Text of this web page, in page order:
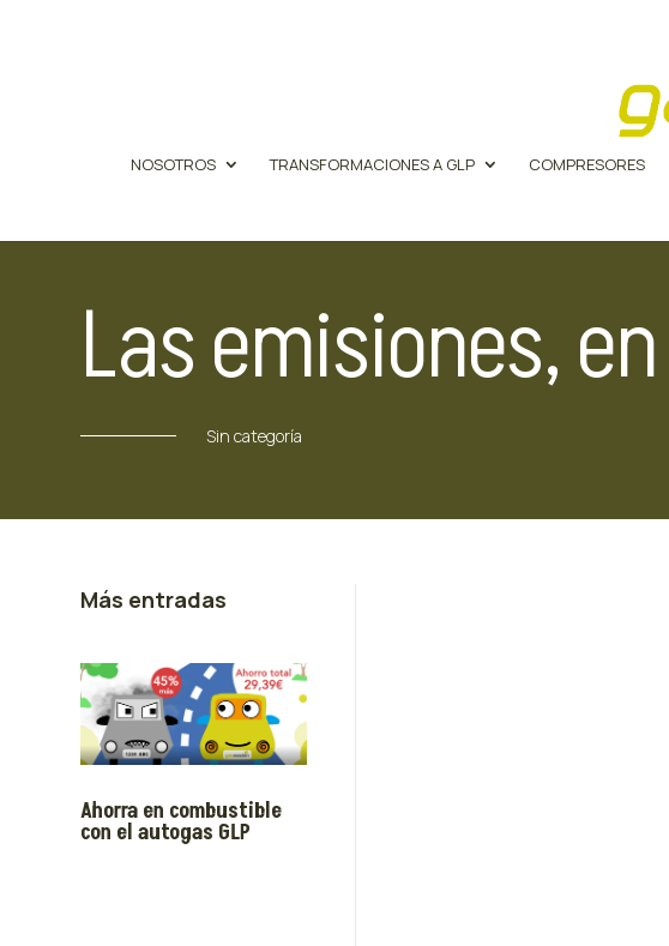
NOSOTROS TRANSFORMACIONES A GLP COMPRESORES
Las emisiones,
Sin categoría
Más entradas
Ahorra en combustible
con el autogas GLP